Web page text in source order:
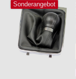
Sonderangebot